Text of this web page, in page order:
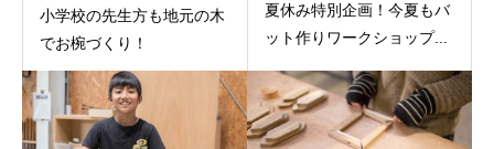
小学校の先生方も地元の木
でお椀づくり！
夏休み特別企画！今夏もバ
ット作りワークショップ...